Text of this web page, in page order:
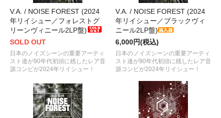
V.A. / NOISE FOREST (2024
年リイシュー／フォレストグ
リーンヴィニール2LP盤)
SOLD OUT
日本のノイズシーンの重要アーティ
スト達が90年代初頭に残したレア音
源コンピが2024年リイシュー！
V.A. / NOISE FOREST (2024
年リイシュー／ブラックヴィ
ニール2LP盤)
6,000円(税込)
日本のノイズシーンの重要アーティ
スト達が90年代初頭に残したレア音
源コンピが2024年リイシュー！